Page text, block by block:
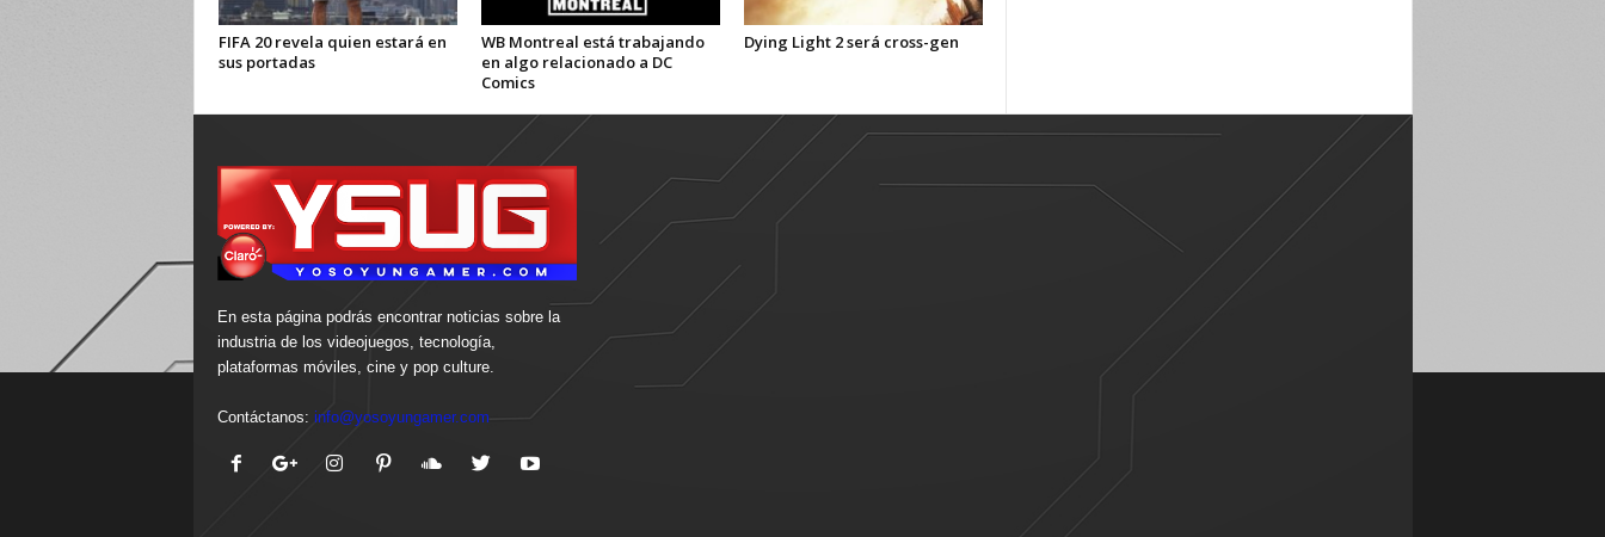
FIFA 20 revela quien estará en
sus portadas
WB Montreal está trabajando
en algo relacionado a DC
Comics
Dying Light 2 será cross-gen
En esta página podrás encontrar noticias sobre la
industria de los videojuegos, tecnología,
plataformas móviles, cine y pop culture.
Contáctanos: info@yosoyungamer.com